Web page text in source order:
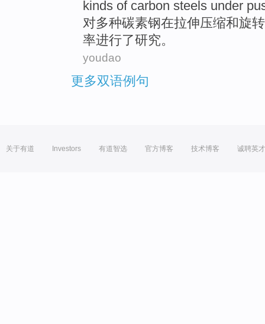
kinds of carbon steels under
对多种碳素钢在拉伸压缩和旋
率进行了研究。
youdao
更多双语例句
关于有道 Investors 有道智选 官方博客 技术博客 诚聘英才